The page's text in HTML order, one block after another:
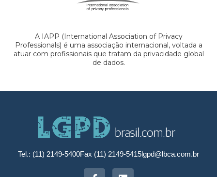
A IAPP (International Association of Privacy
Professionals) é uma associação internacional, voltada a
atuar com profissionais que tratam da privacidade global
de dados.
Tel.: (11) 2149-5400Fax (11) 2149-5415lgpd@lbca.com.br